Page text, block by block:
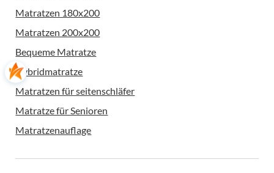
Matratzen 180x200
Matratzen 200x200
Bequeme Matratze
Hybridmatratze
Matratzen für seitenschläfer
Matratze für Senioren
Matratzenauflage